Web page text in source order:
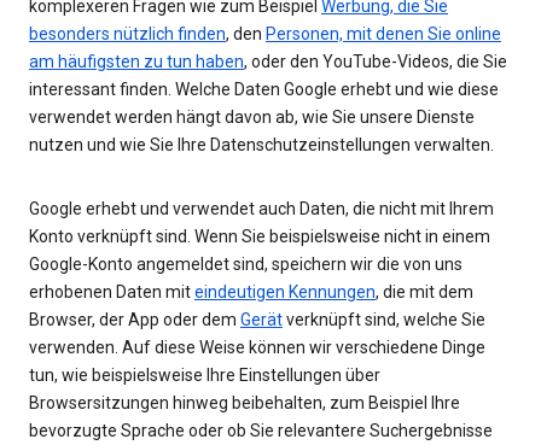
komplexeren Fragen wie zum Beispiel Werbung, die Sie
besonders nützlich finden, den Personen, mit denen Sie online
am häufigsten zu tun haben, oder den YouTube-Videos, die Sie
interessant finden. Welche Daten Google erhebt und wie diese
verwendet werden hängt davon ab, wie Sie unsere Dienste
nutzen und wie Sie Ihre Datenschutzeinstellungen verwalten.
Google erhebt und verwendet auch Daten, die nicht mit Ihrem
Konto verknüpft sind. Wenn Sie beispielsweise nicht in einem
Google-Konto angemeldet sind, speichern wir die von uns
erhobenen Daten miteindeutigen Kennungen, die mit dem
Browser, der App oder dem Gerätverknüpft sind, welche Sie
verwenden. Auf diese Weise können wir verschiedene Dinge
tun, wie beispielsweise Ihre Einstellungen über
Browsersitzungen hinweg beibehalten, zum Beispiel Ihre
bevorzugte Sprache oder ob Sie relevantere Suchergebnisse